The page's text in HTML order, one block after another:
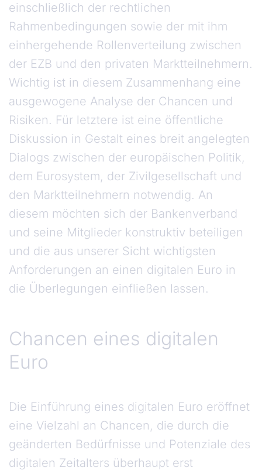
einschließlich der rechtlichen
Rahmenbedingungen sowie der mit ihm
einhergehende Rollenverteilung zwischen
der EZB und den privaten Marktteilnehmern.
Wichtig ist in diesem Zusammenhang eine
ausgewogene Analyse der Chancen und
Risiken. Für letztere ist eine öffentliche
Diskussion in Gestalt eines breit angelegten
Dialogs zwischen der europäischen Politik,
dem Eurosystem, der Zivilgesellschaft und
den Marktteilnehmern notwendig. An
diesem möchten sich der Bankenverband
und seine Mitglieder konstruktiv beteiligen
und die aus unserer Sicht wichtigsten
Anforderungen an einen digitalen Euro in
die Überlegungen einfließen lassen.
Chancen eines digitalen
Euro
Die Einführung eines digitalen Euro eröffnet
eine Vielzahl an Chancen, die durch die
geänderten Bedürfnisse und Potenziale des
digitalen Zeitalters überhaupt erst